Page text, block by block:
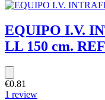
EQUIPO I.V.
LL 150 cm.
€0.81
1 review